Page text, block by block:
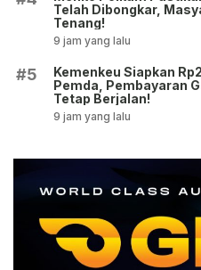
Telah Dibongkar,
Tenang!
9 jam yang lalu
#5
Kemenkeu Siapkan
Pemda, Pembayaran
Tetap Berjalan!
9 jam yang lalu